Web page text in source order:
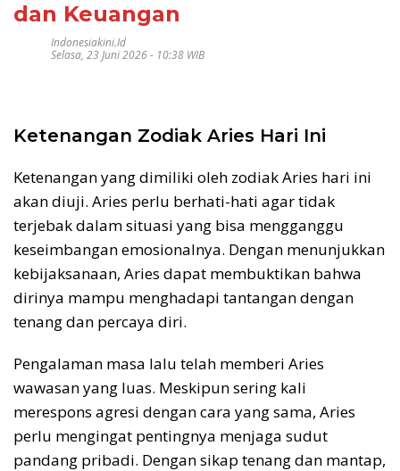
dan Keuangan
Indonesiakini.id
Selasa, 23 Juni 2026 - 10:38 WIB
Ketenangan Zodiak Aries Hari Ini
Ketenangan yang dimiliki oleh zodiak Aries hari ini
akan diuji. Aries perlu berhati-hati agar tidak
terjebak dalam situasi yang bisa mengganggu
keseimbangan emosionalnya. Dengan menunjukkan
kebijaksanaan, Aries dapat membuktikan bahwa
dirinya mampu menghadapi tantangan dengan
tenang dan percaya diri.
Pengalaman masa lalu telah memberi Aries
wawasan yang luas. Meskipun sering kali
merespons agresi dengan cara yang sama, Aries
perlu mengingat pentingnya menjaga sudut
pandang pribadi. Dengan sikap tenang dan mantap,